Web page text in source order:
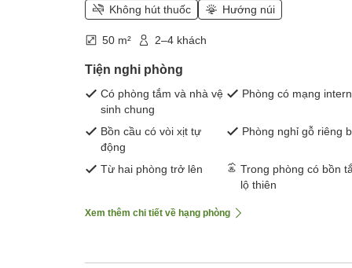
Không hút thuốc Hướng núi
50 m² 2–4 khách
Tiện nghi phòng
Có phòng tắm và nhà vệ
sinh chung
Phòng có mạng
Bồn cầu có vòi xịt tự
động
Phòng nghỉ gỗ riêng
Từ hai phòng trở lên
Trong phòng có bồn
lộ thiên
Xem thêm chi tiết về hạng phòng